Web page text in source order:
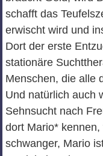
schafft das
erwischt wird und
Dort der erste
stationäre
Menschen, die alle
Und natürlich auch
Sehnsucht nach
dort Mario* kennen,
schwanger, Mario